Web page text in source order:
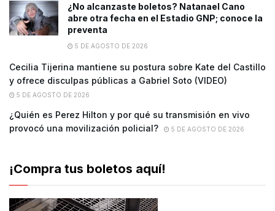
¿No alcanzaste boletos? Natanael Cano
abre otra fecha en el Estadio GNP; conoce la
preventa
5 DE AGOSTO DE 2026
Cecilia Tijerina mantiene su postura sobre Kate del Castillo
y ofrece disculpas públicas a Gabriel Soto (VIDEO)
5 DE AGOSTO DE 2026
¿Quién es Perez Hilton y por qué su transmisión en vivo
provocó una movilización policial?
5 DE AGOSTO DE 2026
¡Compra tus boletos aquí!